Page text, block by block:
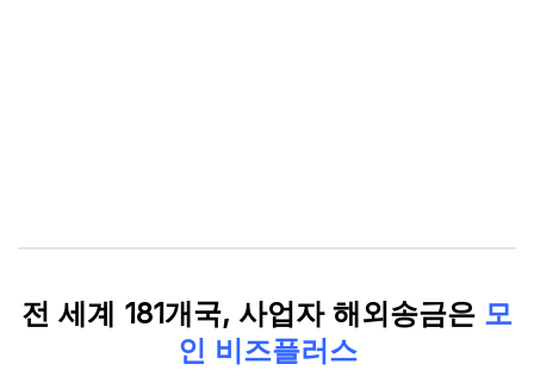
전 세계 181개국, 사업자 해외송금은 모
인 비즈플러스